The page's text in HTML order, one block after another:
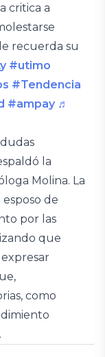
critica a
recuerda su
#utimo
#Tendencia
#ampay ♬
la
Molina. La
de
por las
que
como